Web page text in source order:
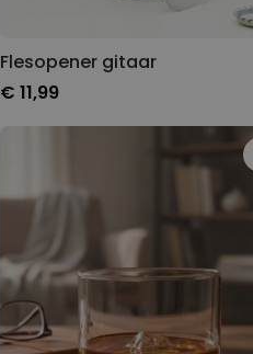
Flesopener gitaar
€ 11,99